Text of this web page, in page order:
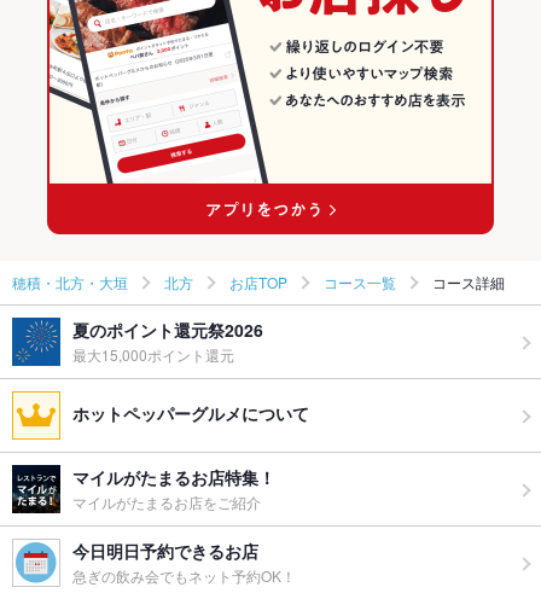
穂積・北方・大垣のイタリアンランキング
北方のグルメランキング
北方のイタリアン・フレンチランキング
穂積・北方・大垣 北方 お店TOP コース一覧 コース詳細
夏のポイント還元祭2026
最大15,000ポイント還元
ホットペッパーグルメについて
マイルがたまるお店特集！
マイルがたまるお店をご紹介
今日明日予約できるお店
急ぎの飲み会でもネット予約OK！